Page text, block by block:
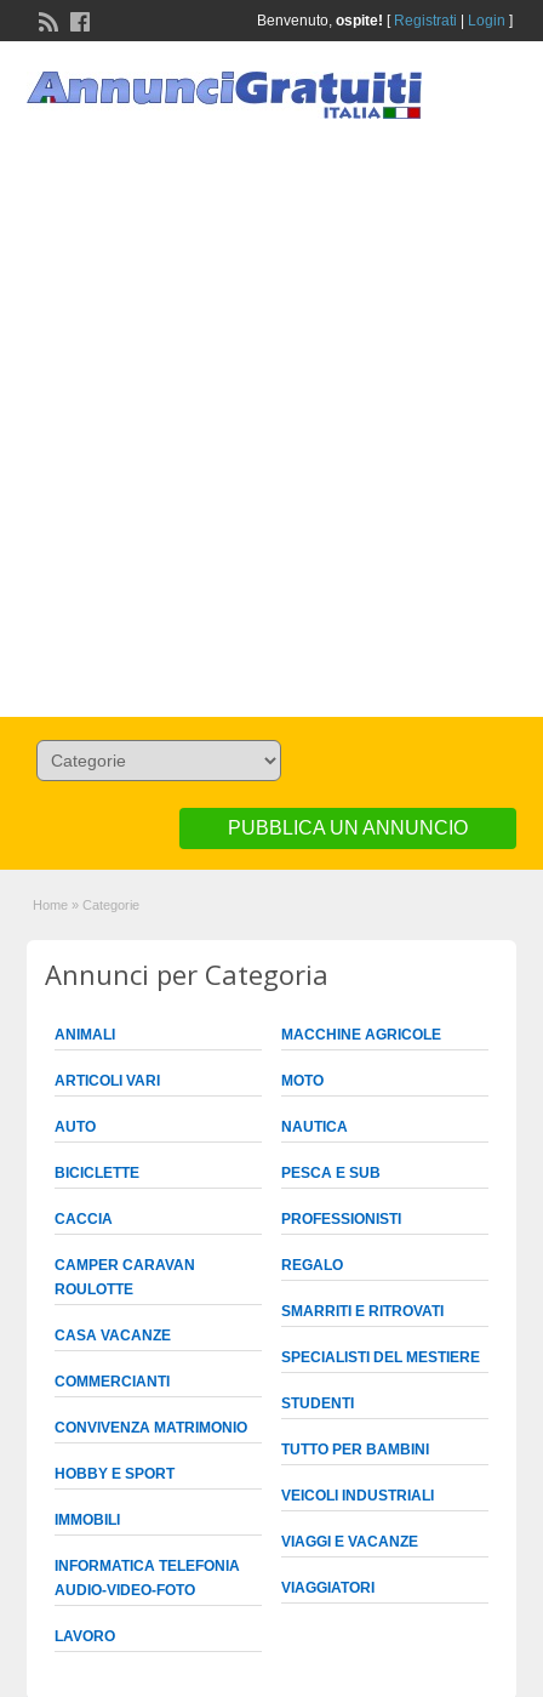
Benvenuto, ospite! [ Registrati Login ]
PUBBLICA UN ANNUNCIO
Home » Categorie
Annunci per Categoria
ANIMALI
ARTICOLI VARI
AUTO
BICICLETTE
CACCIA
CAMPER CARAVAN
ROULOTTE
CASA VACANZE
COMMERCIANTI
CONVIVENZA MATRIMONIO
HOBBY E SPORT
IMMOBILI
INFORMATICA TELEFONIA
AUDIO-VIDEO-FOTO
LAVORO
MACCHINE AGRICOLE
MOTO
NAUTICA
PESCA E SUB
PROFESSIONISTI
REGALO
SMARRITI E RITROVATI
SPECIALISTI DEL MESTIERE
STUDENTI
TUTTO PER BAMBINI
VEICOLI INDUSTRIALI
VIAGGI E VACANZE
VIAGGIATORI